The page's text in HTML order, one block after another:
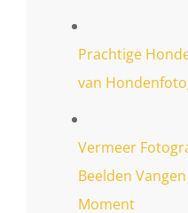
Prachtige
van
Vermeer
Beelden
Moment